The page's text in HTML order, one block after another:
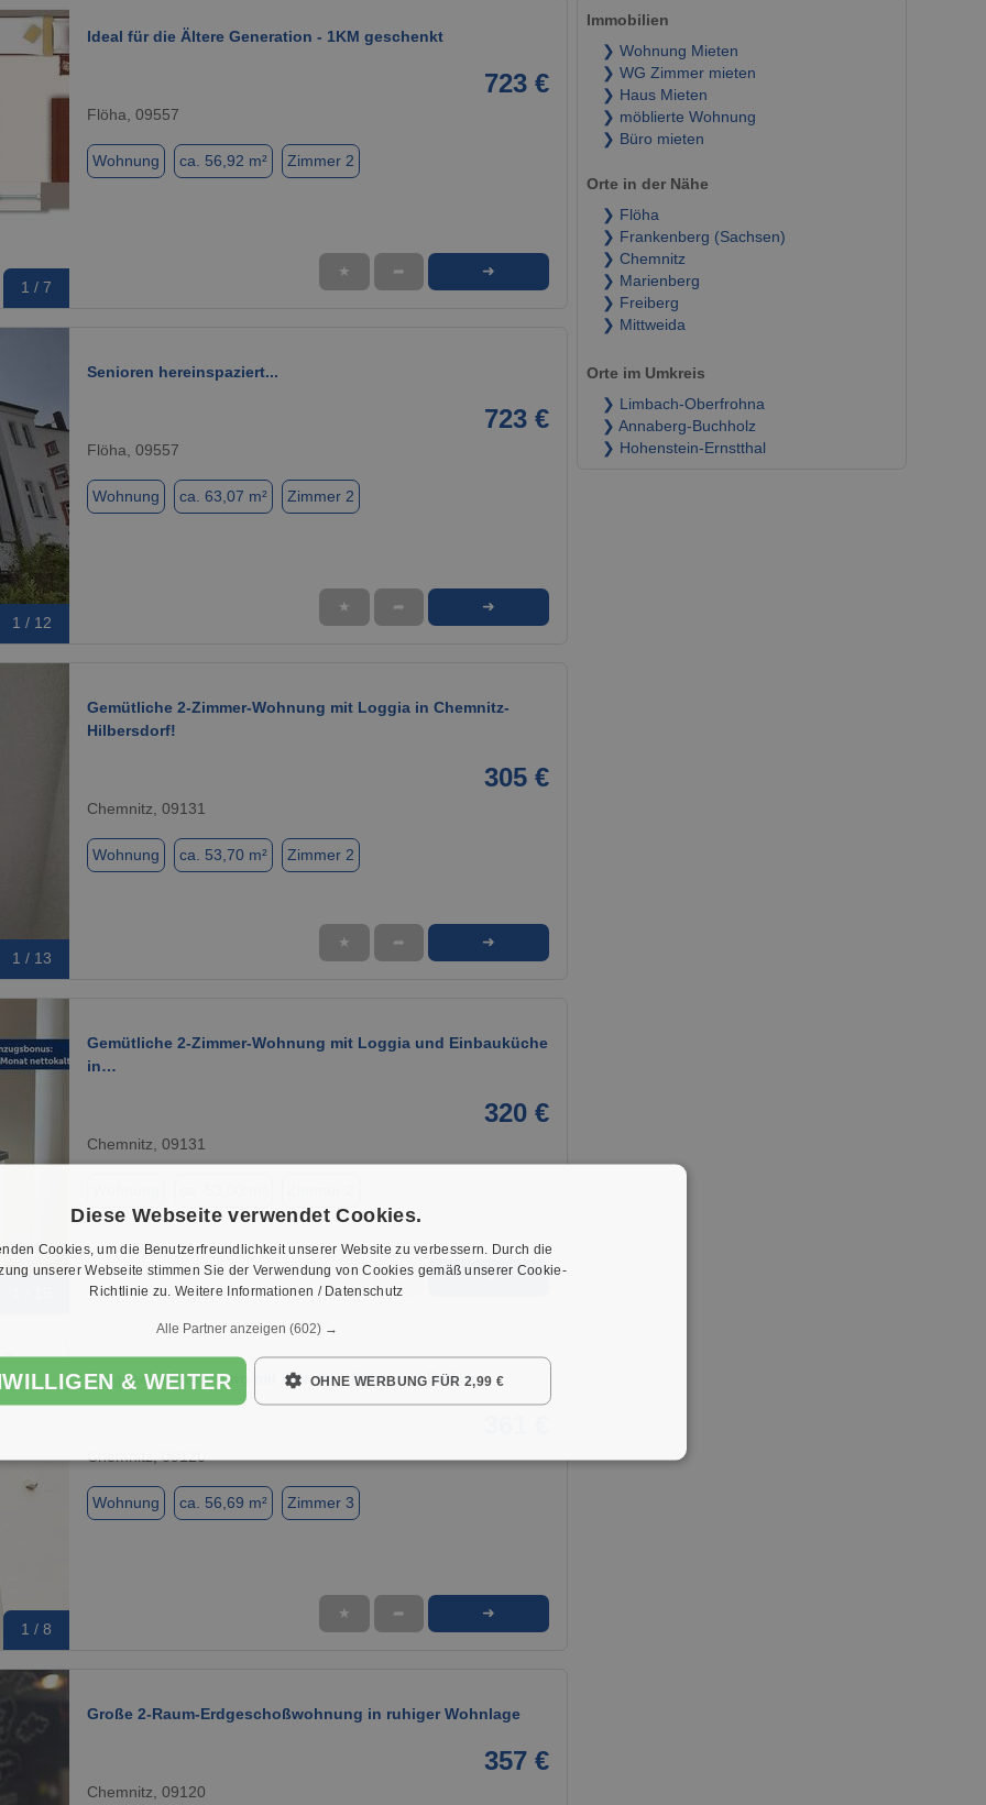
1 / 7
Ideal für die Ältere Generation - 1KM geschenkt
723 €
Flöha, 09557
Wohnung ca. 56,92 m² Zimmer 2
★ ➦ ➜
1 / 12
Senioren hereinspaziert...
723 €
Flöha, 09557
Wohnung ca. 63,07 m² Zimmer 2
★ ➦ ➜
1 / 13
Gemütliche 2-Zimmer-Wohnung mit Loggia in Chemnitz-
Hilbersdorf!
305 €
Chemnitz, 09131
Wohnung ca. 53,70 m² Zimmer 2
★ ➦ ➜
Gemütliche 2-Zimmer-Wohnung mit Loggia und Einbauküche
in…
320 €
Chemnitz, 09131
★ ➦ ➜
1 / 8
Erdgeschoßwohnung mit offener Küche und Balkon
Chemnitz, 09120
Wohnung ca. 56,69 m² Zimmer 3
★ ➦ ➜
Große 2-Raum-Erdgeschoßwohnung in ruhiger Wohnlage
357 €
Chemnitz, 09120
Immobilien
❯ Wohnung Mieten
❯ WG Zimmer mieten
❯ Haus Mieten
❯ möblierte Wohnung
❯ Büro mieten
Orte in der Nähe
❯ Flöha
❯ Frankenberg (Sachsen)
❯ Chemnitz
❯ Marienberg
❯ Freiberg
❯ Mittweida
Orte im Umkreis
❯ Limbach-Oberfrohna
❯ Annaberg-Buchholz
❯ Hohenstein-Ernstthal
Diese Webseite verwendet Cookies.
Cookies, um die Benutzerfreundlichkeit unserer Website zu verbessern. Durch die
unserer Webseite stimmen Sie der Verwendung von Cookies gemäß unserer Cookie-
Richtlinie zu. Weitere Informationen / Datenschutz
Alle Partner anzeigen (602) →
& WEITER OHNE WERBUNG FÜR 2,99 €